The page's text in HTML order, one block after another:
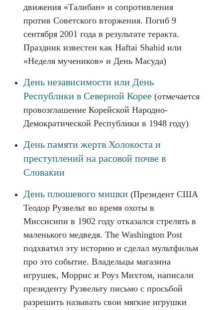
движения «Талибан» и сопротивления
против Советского вторжения. Погиб 9
сентября 2001 года в результате теракта.
Праздник известен как Haftai Shahid или
«Неделя мучеников» и День Масуда)
День независимости или День
Республики в Северной Корее (отмечается
провозглашение Корейской Народно-
Демократической Республики в 1948 году)
День памяти жертв Холокоста и
преступлений на расовой почве в
Словакии
День плюшевого мишки (Президент США
Теодор Рузвельт во время охоты в
Миссисипи в 1902 году отказался стрелять в
маленького медведя. The Washington Post
подхватил эту историю и сделал мультфильм
про это событие. Владельцы магазина
игрушек, Моррис и Роуз Михтом, написали
президенту Рузвельту письмо с просьбой
разрешить называть свои мягкие игрушки